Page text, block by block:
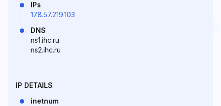
IPs
178.57.219.103
DNS
ns1.ihc.ru
ns2.ihc.ru
IP DETAILS
inetnum